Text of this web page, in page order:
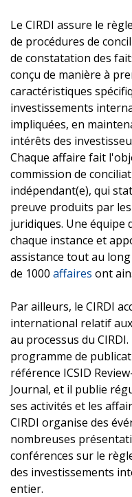
Le CIRDI assure le
de procédures de
de constatation des
conçu de manière à
caractéristiques
investissements
impliquées, en
intérêts des
Chaque affaire fait
commission de
indépendant(e), qui
preuve produits par
juridiques. Une équipe
chaque instance et
assistance tout au
de 1000 affaires ont
Par ailleurs, le CIRDI
international relatif
au processus du
programme de
référence ICSID
Journal, et il publie
ses activités et les
CIRDI organise des
nombreuses
conférences sur le
des investissements
entier.